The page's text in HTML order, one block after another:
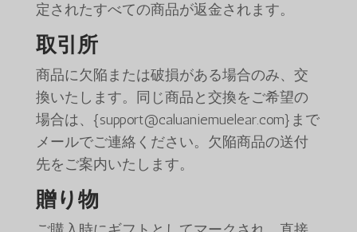
定されたすべての商品が返金されます。
取引所
商品に欠陥または破損がある場合のみ、交
換いたします。同じ商品と交換をご希望の
場合は、{support@caluaniemuelear.com}まで
メールでご連絡ください。欠陥商品の送付
先をご案内いたします。
贈り物